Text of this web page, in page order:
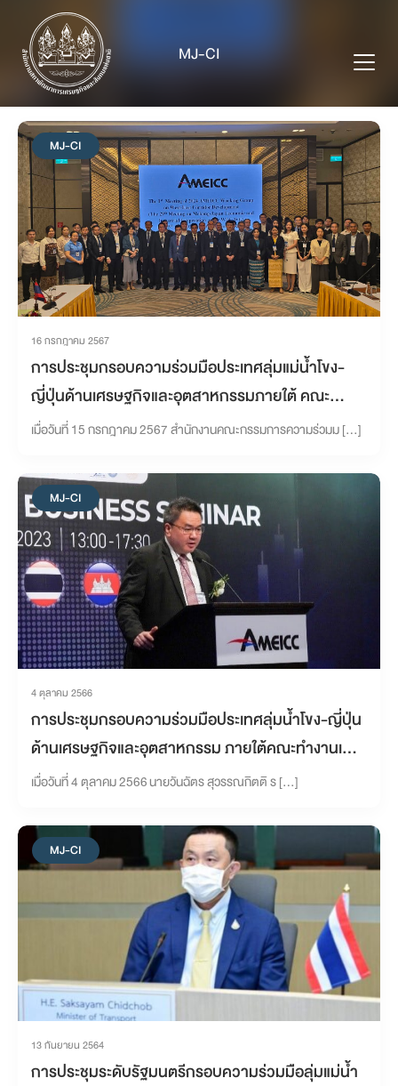
content
MJ-CI
MJ-CI
16 กรกฎาคม 2567
การประชุมกรอบความร่วมมือประเทศลุ่มแม่น้ำโขง-
ญี่ปุ่นด้านเศรษฐกิจและอุตสาหกรรมภายใต้ คณะ
ทำงานเพื่อการพัฒนาระเบียงเศรษฐกิจตะวันตก-ตะวัน
เมื่อวันที่ 15 กรกฎาคม 2567 สำนักงานคณะกรรมการความร่วมม […]
MJ-CI
4 ตุลาคม 2566
การประชุมกรอบความร่วมมือประเทศลุ่มน้ำโขง-ญี่ปุ่น
ด้านเศรษฐกิจและอุตสาหกรรม ภายใต้คณะทำงานเพื่อ
การพัฒนาระเบียงเศรษฐกิจตะวันตก-ตะวันออก ครั้งที่
เมื่อวันที่ 4 ตุลาคม 2566 นายวันฉัตร สุวรรณกิตติ ร […]
MJ-CI
13 กันยายน 2564
การประชุมระดับรัฐมนตรีกรอบความร่วมมือลุ่มแม่น้ำ